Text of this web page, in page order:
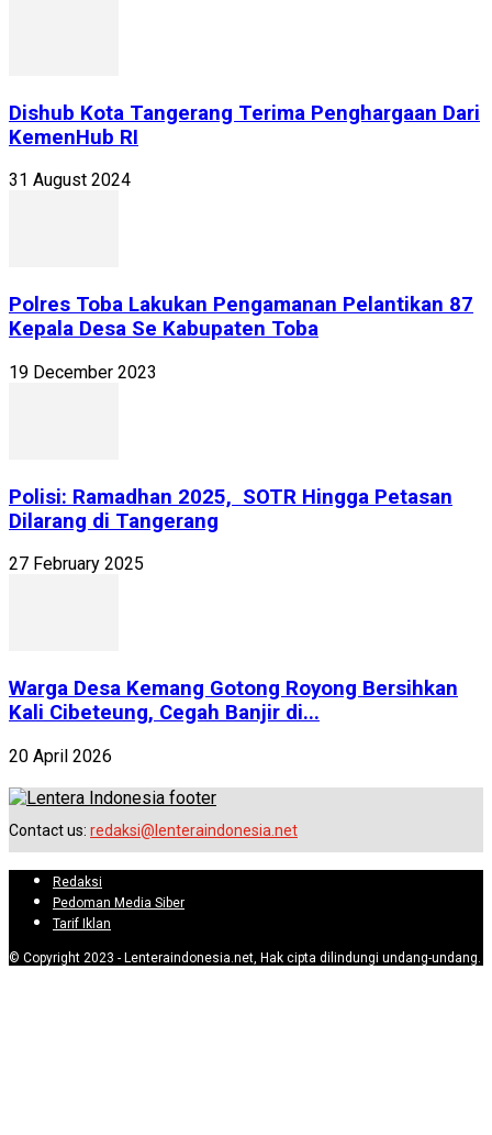
Dishub Kota Tangerang Terima Penghargaan Dari
KemenHub RI
31 August 2024
Polres Toba Lakukan Pengamanan Pelantikan 87
Kepala Desa Se Kabupaten Toba
19 December 2023
Polisi: Ramadhan 2025, SOTR Hingga Petasan
Dilarang di Tangerang
27 February 2025
Warga Desa Kemang Gotong Royong Bersihkan
Kali Cibeteung, Cegah Banjir di...
20 April 2026
Contact us: redaksi@lenteraindonesia.net
Redaksi
Pedoman Media Siber
Tarif Iklan
© Copyright 2023 - Lenteraindonesia.net, Hak cipta dilindungi undang-undang.